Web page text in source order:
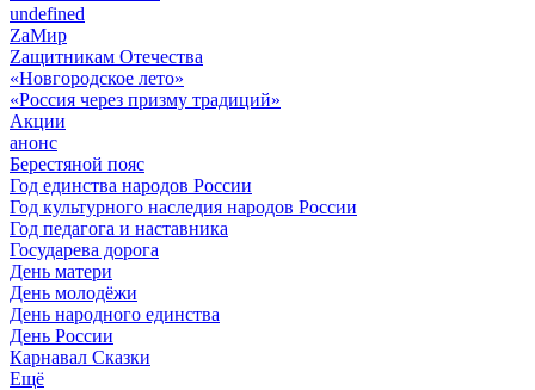
undefined
ZaМир
Zащитникам Отечества
«Новгородское лето»
«Россия через призму традиций»
Акции
анонс
Берестяной пояс
Год единства народов России
Год культурного наследия народов России
Год педагога и наставника
Государева дорога
День матери
День молодёжи
День народного единства
День России
Карнавал Сказки
Ещё